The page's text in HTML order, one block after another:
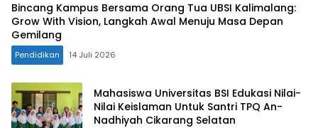
Bincang Kampus Bersama Orang Tua UBSI Kalimalang:
Grow With Vision, Langkah Awal Menuju Masa Depan
Gemilang
Pendidikan 14 Juli 2026
Mahasiswa Universitas BSI Edukasi Nilai-
Nilai Keislaman Untuk Santri TPQ An-
Nadhiyah Cikarang Selatan